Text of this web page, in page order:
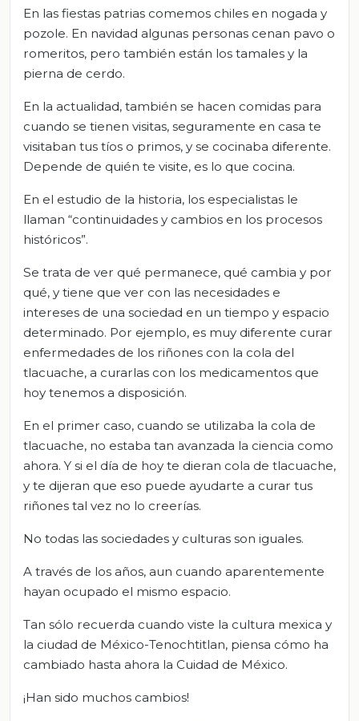
En las fiestas patrias comemos chiles en nogada y
pozole. En navidad algunas personas cenan pavo o
romeritos, pero también están los tamales y la
pierna de cerdo.
En la actualidad, también se hacen comidas para
cuando se tienen visitas, seguramente en casa te
visitaban tus tíos o primos, y se cocinaba diferente.
Depende de quién te visite, es lo que cocina.
En el estudio de la historia, los especialistas le
llaman “continuidades y cambios en los procesos
históricos”.
Se trata de ver qué permanece, qué cambia y por
qué, y tiene que ver con las necesidades e
intereses de una sociedad en un tiempo y espacio
determinado. Por ejemplo, es muy diferente curar
enfermedades de los riñones con la cola del
tlacuache, a curarlas con los medicamentos que
hoy tenemos a disposición.
En el primer caso, cuando se utilizaba la cola de
tlacuache, no estaba tan avanzada la ciencia como
ahora. Y si el día de hoy te dieran cola de tlacuache,
y te dijeran que eso puede ayudarte a curar tus
riñones tal vez no lo creerías.
No todas las sociedades y culturas son iguales.
A través de los años, aun cuando aparentemente
hayan ocupado el mismo espacio.
Tan sólo recuerda cuando viste la cultura mexica y
la ciudad de México-Tenochtitlan, piensa cómo ha
cambiado hasta ahora la Cuidad de México.
¡Han sido muchos cambios!